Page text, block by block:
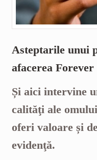
Asteptarile unui
afacerea Forever
Și aici intervine
calităţi ale
oferi valoare și
evidenţă.